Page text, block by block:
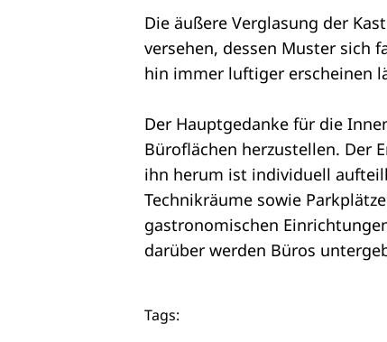
Die äußere Verglasung der
versehen, dessen Muster sich
hin immer luftiger erscheinen
Der Hauptgedanke für die
Büroflächen herzustellen. Der
ihn herum ist individuell
Technikräume sowie
gastronomischen
darüber werden Büros
Tags: